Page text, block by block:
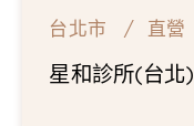
台北市 直營
星和診所(台北)